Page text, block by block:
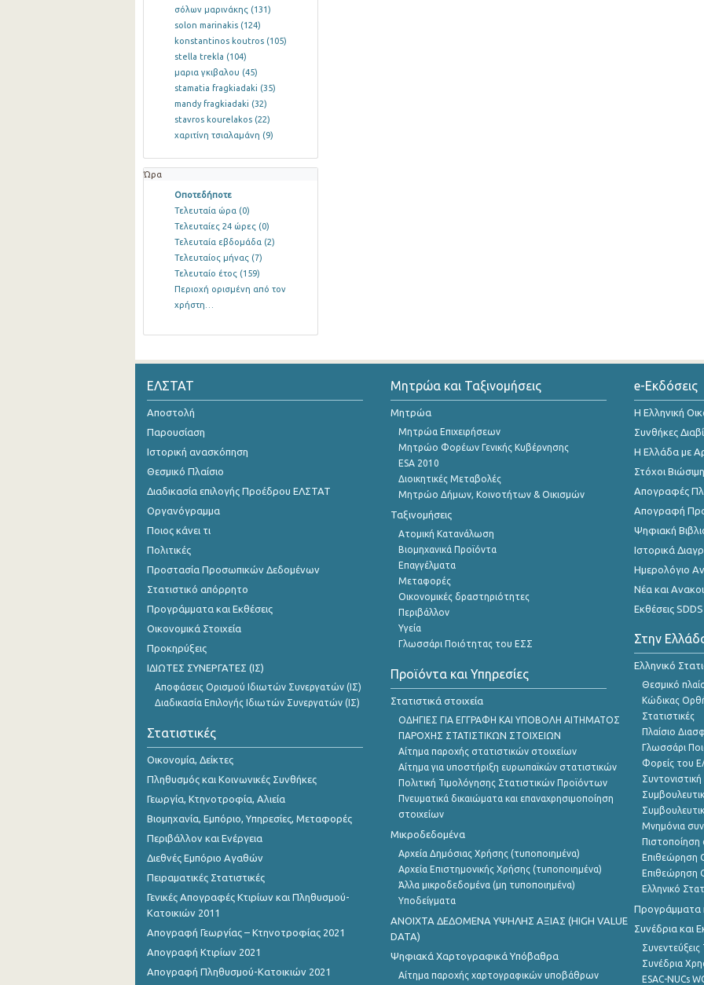
σόλων μαρινάκης (131)
solon marinakis (124)
konstantinos koutros (105)
stella trekla (104)
μαρια γκιβαλου (45)
stamatia fragkiadaki (35)
mandy fragkiadaki (32)
stavros kourelakos (22)
χαριτίνη τσιαλαμάνη (9)
Ώρα
Οποτεδήποτε
Τελευταία ώρα (0)
Τελευταίες 24 ώρες (0)
Τελευταία εβδομάδα (2)
Τελευταίος μήνας (7)
Τελευταίο έτος (159)
Περιοχή ορισμένη από τον
χρήστη…
ΕΛΣΤΑΤ
Αποστολή
Παρουσίαση
Ιστορική ανασκόπηση
Θεσμικό Πλαίσιο
Διαδικασία επιλογής Προέδρου ΕΛΣΤΑΤ
Οργανόγραμμα
Ποιος κάνει τι
Πολιτικές
Προστασία Προσωπικών Δεδομένων
Στατιστικό απόρρητο
Προγράμματα και Εκθέσεις
Οικονομικά Στοιχεία
Προκηρύξεις
ΙΔΙΩΤΕΣ ΣΥΝΕΡΓΑΤΕΣ (ΙΣ)
Αποφάσεις Ορισμού Ιδιωτών Συνεργατών (ΙΣ)
Διαδικασία Επιλογής Ιδιωτών Συνεργατών (ΙΣ)
Στατιστικές
Οικονομία, Δείκτες
Πληθυσμός και Κοινωνικές Συνθήκες
Γεωργία, Κτηνοτροφία, Αλιεία
Βιομηχανία, Εμπόριο, Υπηρεσίες, Μεταφορές
Περιβάλλον και Ενέργεια
Διεθνές Εμπόριο Αγαθών
Πειραματικές Στατιστικές
Γενικές Απογραφές Κτιρίων και Πληθυσμού-
Κατοικιών 2011
Απογραφή Γεωργίας – Κτηνοτροφίας 2021
Απογραφή Κτιρίων 2021
Απογραφή Πληθυσμού-Κατοικιών 2021
Μητρώα και Ταξινομήσεις
Μητρώα
Μητρώα Επιχειρήσεων
Μητρώο Φορέων Γενικής Κυβέρνησης
ESA 2010
Διοικητικές Μεταβολές
Μητρώο Δήμων, Κοινοτήτων & Οικισμών
Ταξινομήσεις
Ατομική Κατανάλωση
Βιομηχανικά Προϊόντα
Επαγγέλματα
Μεταφορές
Οικονομικές δραστηριότητες
Περιβάλλον
Υγεία
Γλωσσάρι Ποιότητας του ΕΣΣ
Προϊόντα και Υπηρεσίες
Στατιστικά στοιχεία
ΟΔΗΓΙΕΣ ΓΙΑ ΕΓΓΡΑΦΗ ΚΑΙ ΥΠΟΒΟΛΗ ΑΙΤΗΜΑΤΟΣ
ΠΑΡΟΧΗΣ ΣΤΑΤΙΣΤΙΚΩΝ ΣΤΟΙΧΕΙΩΝ
Αίτημα παροχής στατιστικών στοιχείων
Αίτημα για υποστήριξη ευρωπαϊκών στατιστικών
Πολιτική Τιμολόγησης Στατιστικών Προϊόντων
Πνευματικά δικαιώματα και επαναχρησιμοποίηση
στοιχείων
Μικροδεδομένα
Αρχεία Δημόσιας Χρήσης (τυποποιημένα)
Αρχεία Επιστημονικής Χρήσης (τυποποιημένα)
Άλλα μικροδεδομένα (μη τυποποιημένα)
Υποδείγματα
ANOIXTA ΔΕΔΟΜΕΝΑ ΥΨΗΛΗΣ ΑΞΙΑΣ (HIGH VALUE
DATA)
Ψηφιακά Χαρτογραφικά Υπόβαθρα
Αίτημα παροχής χαρτογραφικών υποβάθρων
e-Εκδόσεις
Η Ελληνική
Συνθήκες
Η Ελλάδα με
Στόχοι
Απογραφές
Απογραφή
Ψηφιακή
Ιστορικά
Ημερολόγιο
Νέα και
Εκθέσεις SDDS
Στην
Ελληνικό
Θεσμικό
Κώδικας
Στατιστικές
Πλαίσιο
Γλωσσάρι
Φορείς του
Μνημόνια
Πιστοποίηση
Επιθεώρηση
Επιθεώρηση
Ελληνικό
Προγράμματα
Συνέδρια και
Συνέδρια
ESAC-NUCs